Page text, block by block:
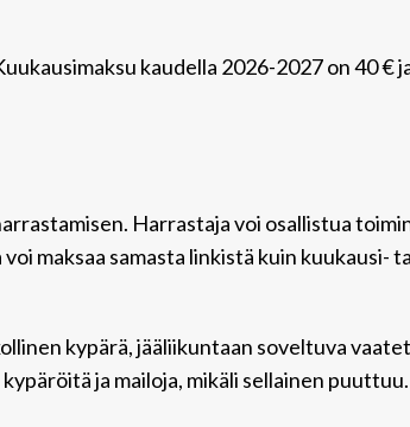
kaudella 2026-2027 on 40 €
Harrastaja voi osallistua
maksaa samasta linkistä kuin kuukausi-
kypärä, jääliikuntaan soveltuva
ja mailoja, mikäli sellainen